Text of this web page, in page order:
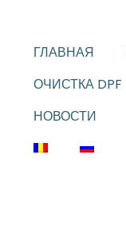
contentГЛАВНАЯ
ОЧИСТКА DPF
НОВОСТИ